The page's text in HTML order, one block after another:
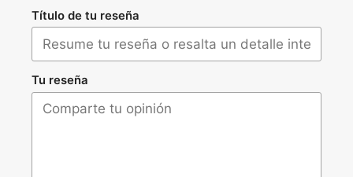
Título de tu reseña
Tu reseña